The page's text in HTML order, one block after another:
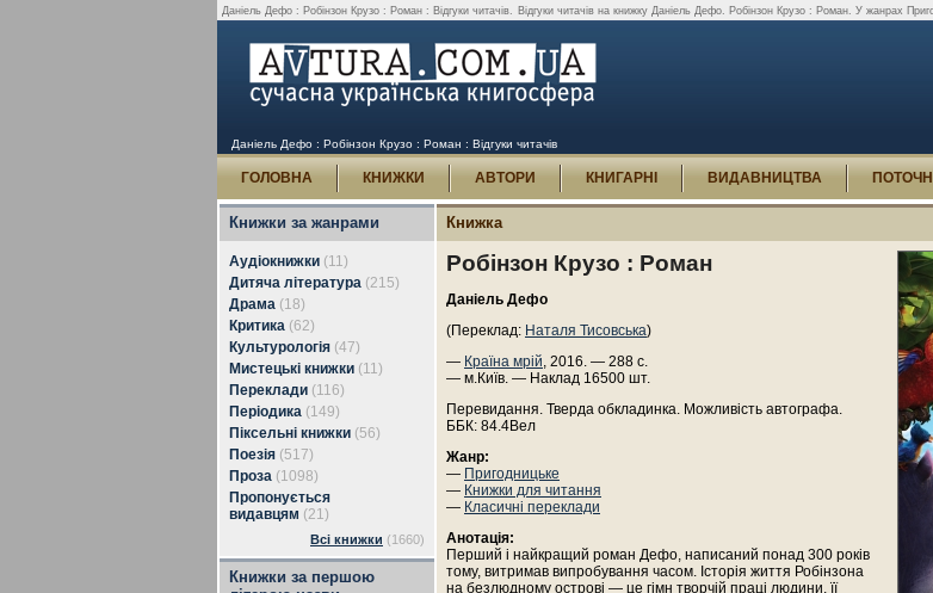
Даніель Дефо : Робінзон Крузо : Роман : Відгуки читачів. Відгуки читачів на книжку Даніель Дефо. Робінзон Крузо : Роман. У жанрах
Даніель Дефо : Робінзон Крузо : Роман : Відгуки читачів
ГОЛОВНА КНИЖКИ АВТОРИ КНИГАРНІ ВИДАВНИЦТВА
Книжки за жанрами
Аудіокнижки (11)
Дитяча література (215)
Драма (18)
Критика (62)
Культурологія (47)
Мистецькі книжки (11)
Переклади (116)
Періодика (149)
Піксельні книжки (56)
Поезія (517)
Проза (1098)
Пропонується
видавцям (21)
Всі книжки (1660)
Книжки за першою
Книжка
Робінзон Крузо : Роман
Даніель Дефо
(Переклад: Наталя Тисовська)
— Країна мрій, 2016. — 288 с.
— м.Київ. — Наклад 16500 шт.
Перевидання. Тверда обкладинка. Можливість автографа.
ББК: 84.4Вел
Жанр:
— Пригодницьке
— Книжки для читання
— Класичні переклади
Анотація:
Перший і найкращий роман Дефо, написаний понад 300 років
тому, витримав випробування часом. Історія життя Робінзона
на безлюдному острові — це гімн творчій праці людини, її